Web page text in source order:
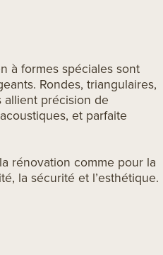
à formes spéciales sont
Rondes, triangulaires,
précision de
et parfaite
rénovation comme pour la
la sécurité et l’esthétique.